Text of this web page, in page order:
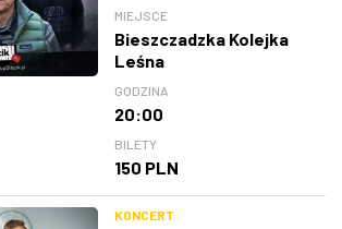
MIEJSCE
Bieszczadzka Kolejka
Leśna
GODZINA
20:00
BILETY
150 PLN
KONCERT